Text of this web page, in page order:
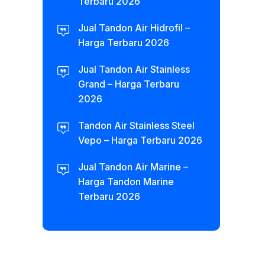
Jual Tandon Air Hidrofil –
Harga Terbaru 2026
Jual Tandon Air Stainless
Grand – Harga Terbaru
2026
Tandon Air Stainless Steel
Vepo – Harga Terbaru 2026
Jual Tandon Air Marine –
Harga Tandon Marine
Terbaru 2026